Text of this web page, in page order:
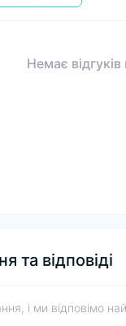
Немає
та відповіді
і ми відповімо